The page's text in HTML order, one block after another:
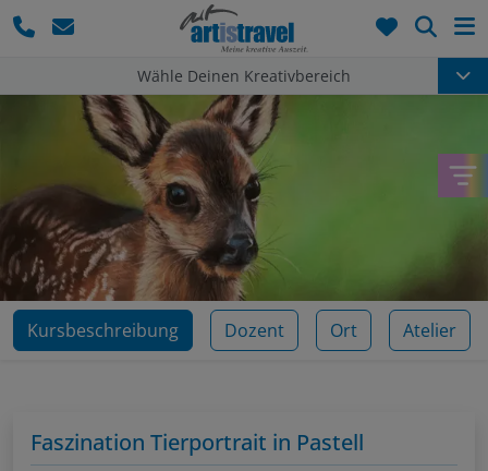
Wähle Deinen Kreativbereich
Kursbeschreibung Dozent Ort Atelier
Faszination Tierportrait in Pastell